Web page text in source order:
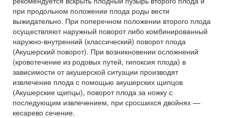
при продольном положении плода роды вести
выжидательно. При поперечном положении второго плода
осуществляют наружный поворот либо комбинированный
наружно-внутренний (классический) поворот плода
(Акушерский поворот). При возникновении осложнений
(кровотечение из родовых путей, гипоксия плода) в
зависимости от акушерской ситуации производят
извлечение плода с помощью акушерских щипцов
(Акушерские щипцы), поворот плода за ножку с
последующим извлечением, при сросшихся двойнях —
кесарево сечение.